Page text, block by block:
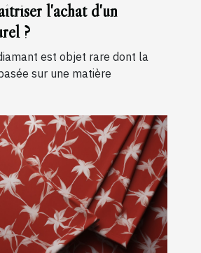
l'achat d'un
?
est objet rare dont la
sur une matière